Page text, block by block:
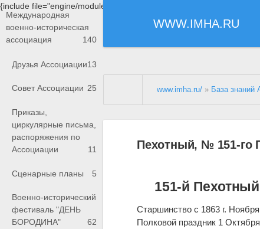
{include file="engine/modules/saperu/head.php"}
WWW.IMHA.RU
Международная
военно-историческая
ассоциация
140
Друзья Ассоциации13
Совет Ассоциации 25
Приказы,
циркулярные письма,
распоряжения по
Ассоциации
11
Сценарные планы 5
Военно-исторический
фестиваль "ДЕНЬ
БОРОДИНА"
62
www.imha.ru/ » База знаний
Пехотный, № 151-го
151-й
Старшинство с 1863 г.
Полковой праздник 1